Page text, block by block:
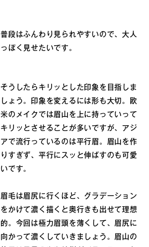
普段はふんわり見られやすいので、大人
っぽく見せたいです。
そうしたらキリッとした印象を目指しま
しょう。印象を変えるには形も大切。欧
米のメイクでは眉山を上に持っていって
キリッとさせることが多いですが、アジ
アで流行っているのは平行眉。眉山を作
りすぎず、平行にスッと伸ばすのも可愛
いです。
眉毛は眉尻に行くほど、グラデーション
をかけて濃く描くと奥行きも出せて理想
的。今回は極力眉頭を薄くして、眉尻に
向かって濃くしていきましょう。眉山の